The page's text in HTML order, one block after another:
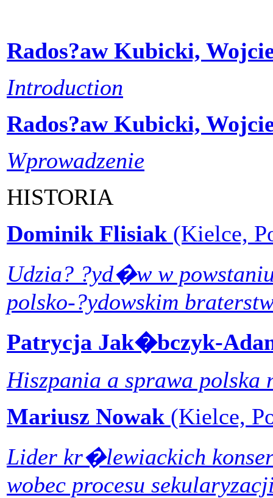
Rados?aw Kubicki,
Introduction
Rados?aw Kubicki,
Wprowadzenie
HISTORIA
Dominik Flisiak (Kielce,
Udzia? ?yd�w w
polsko-?ydowskim
Patrycja Jak�bczyk-
Hiszpania a sprawa polska
Mariusz Nowak (Kielce,
Lider kr�lewiackich
wobec procesu